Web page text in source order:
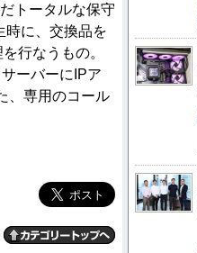
トータルな保守
時に、交換品を
行なうもの。
ーバーにIPア
、専用のコール